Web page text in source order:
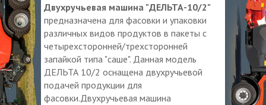
Двухручьевая машина "ДЕЛЬТА-10/2"
предназначена для фасовки и упаковки
различных видов продуктов в пакеты с
четырехсторонней/трехсторонней
запайкой типа "саше". Данная модель
ДЕЛЬТА 10/2 оснащена двухручьевой
подачей продукции для
фасовки.Двухручьевая машина